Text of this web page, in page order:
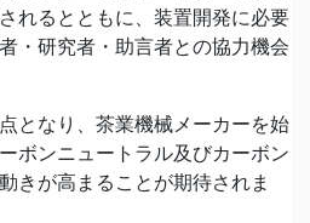
れるとともに、装置開発に必要
・研究者・助言者との協力機会
となり、茶業機械メーカーを始
ボンニュートラル及びカーボン
きが高まることが期待されま